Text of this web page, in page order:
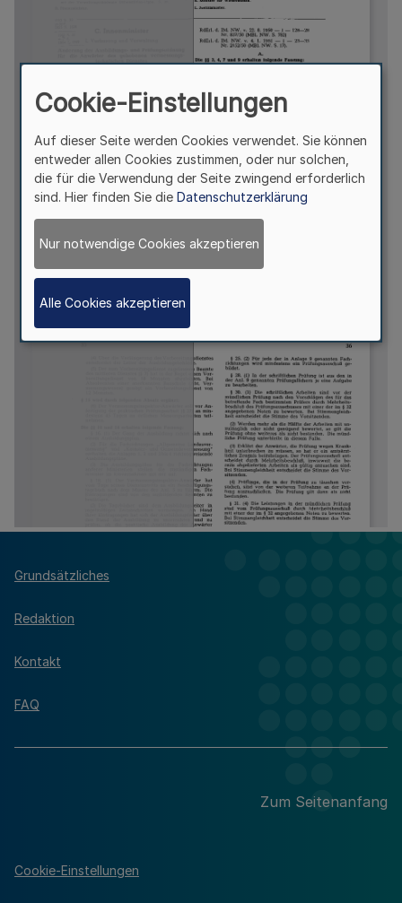
Grundsätzliches
Redaktion
Kontakt
FAQ
Zum Seitenanfang
Cookie-Einstellungen
Cookie-Einstellungen
Auf dieser Seite werden Cookies verwendet. Sie können
entweder allen Cookies zustimmen, oder nur solchen,
die für die Verwendung der Seite zwingend erforderlich
sind. Hier finden Sie die Datenschutzerklärung
Nur notwendige Cookies akzeptieren
Alle Cookies akzeptieren